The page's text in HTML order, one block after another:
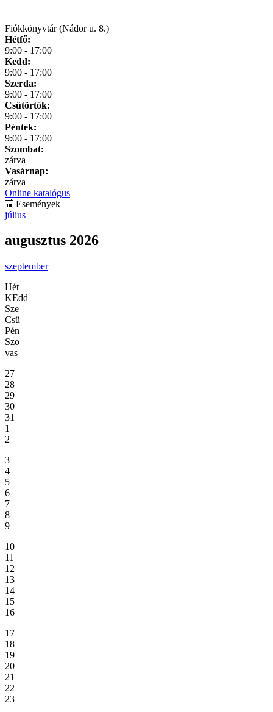
Fiókkönyvtár (Nádor u. 8.)
Hétfő:
9:00 - 17:00
Kedd:
9:00 - 17:00
Szerda:
9:00 - 17:00
Csütörtök:
9:00 - 17:00
Péntek:
9:00 - 17:00
Szombat:
zárva
Vasárnap:
zárva
Online katalógus
Események
július
augusztus 2026
szeptember
Hét
KEdd
Sze
Csü
Pén
Szo
vas
27
28
29
30
31
1
2
3
4
5
6
7
8
9
10
11
12
13
14
15
16
17
18
19
20
21
22
23